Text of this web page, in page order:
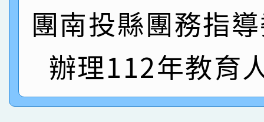
名 指導老師王老師、
園市英語競賽國小朗讀
指導老師林老師
賀！本校參加桃園市中
賽 劉文瑛教師榮獲教
臺灣台語-第二名
賀！本校參與2026世
市賽榮獲科學小創客佳
團南投縣團務指
辦理112年教育